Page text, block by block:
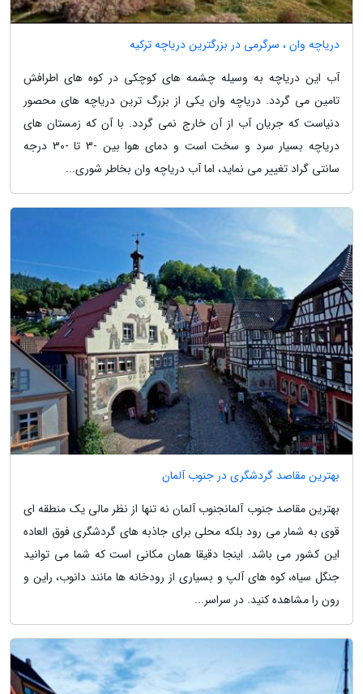
دریاچه وان ، سرگرمی در بزرگترین دریاچه ترکیه
آب این دریاچه به وسیله چشمه های کوچکی در کوه های اطرافش
تامین می گردد. دریاچه وان یکی از بزرگ ترین دریاچه های محصور
دنیاست که جریان آب از آن خارج نمی گردد. با آن که زمستان های
دریاچه بسیار سرد و سخت است و دمای هوا بین -3 تا -30 درجه
سانتی گراد تغییر می نماید، اما آب دریاچه وان بخاطر شوری...
بهترین مقاصد گردشگری در جنوب آلمان
بهترین مقاصد جنوب آلمانجنوب آلمان نه تنها از نظر مالی یک منطقه ای
قوی به شمار می رود بلکه محلی برای جاذبه های گردشگری فوق العاده
این کشور می باشد. اینجا دقیقا همان مکانی است که شما می توانید
جنگل سیاه، کوه های آلپ و بسیاری از رودخانه ها مانند دانوب، راین و
رون را مشاهده کنید. در سراسر...